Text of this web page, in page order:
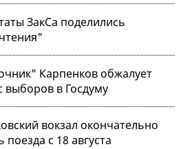
ЗакСа поделились
Карпенков обжалует
выборов в Госдуму
вокзал окончательно
с 18 августа